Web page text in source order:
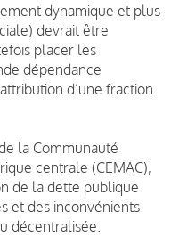
dynamique et plus
devrait être
placer les
dépendance
d’une fraction
la Communauté
centrale (CEMAC),
de la dette publique
et des inconvénients
décentralisée.